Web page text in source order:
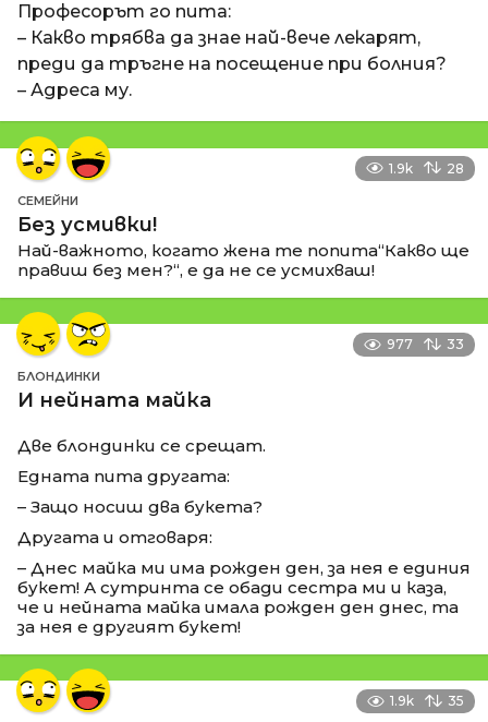
Професорът го пита:
– Какво трябва да знае най-вече лекарят,
преди да тръгне на посещение при болния?
– Адреса му.
1.9k 28
СЕМЕЙНИ
Без усмивки!
Най-важното, когато жена те попита“Какво ще
правиш без мен?“, е да не се усмихваш!
977 33
БЛОНДИНКИ
И нейната майка
Две блондинки се срещат.
Едната пита другата:
– Защо носиш два букета?
Другата и отговаря:
– Днес майка ми има рожден ден, за нея е единия
букет! А сутринта се обади сестра ми и каза,
че и нейната майка имала рожден ден днес, та
за нея е другият букет!
1.9k 35